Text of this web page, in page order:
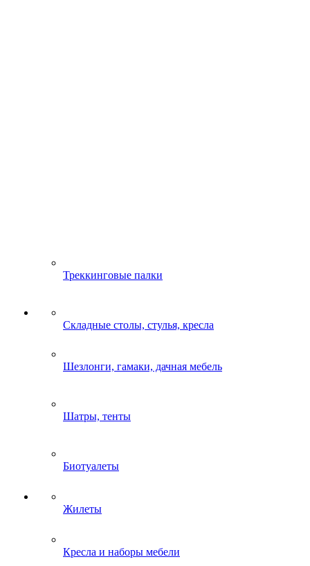
Треккинговые палки
Складные столы, стулья, кресла
Шезлонги, гамаки, дачная мебель
Шатры, тенты
Биотуалеты
Жилеты
Кресла и наборы мебели